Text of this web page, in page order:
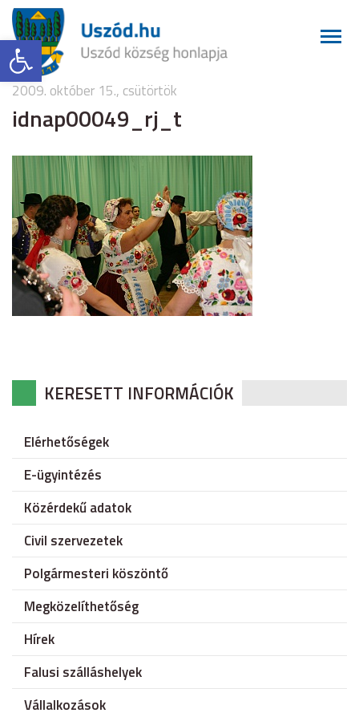
Eszköztár megnyitása
2009. október 15., csütörtök
idnap00049_rj_t
KERESETT INFORMÁCIÓK
Elérhetőségek
E-ügyintézés
Közérdekű adatok
Civil szervezetek
Polgármesteri köszöntő
Megközelíthetőség
Hírek
Falusi szálláshelyek
Vállalkozások